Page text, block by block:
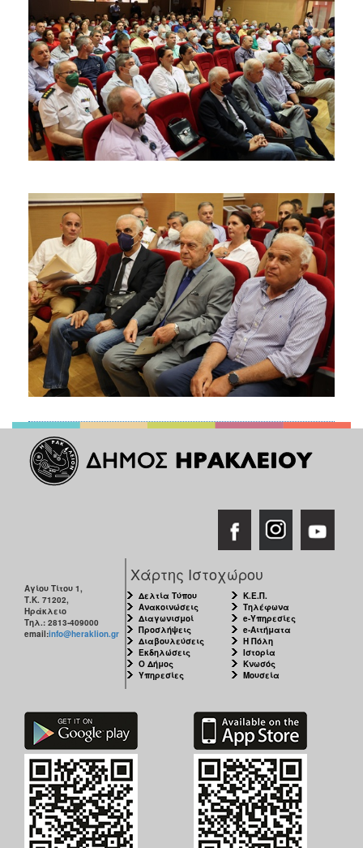
Αγίου Τίτου 1,
Τ.Κ. 71202,
Ηράκλειο
Τηλ.: 2813-409000
email:info@heraklion.gr
Χάρτης Ιστοχώρου
Δελτία Τύπου
Ανακοινώσεις
Διαγωνισμοί
Προσλήψεις
Διαβουλεύσεις
Εκδηλώσεις
Ο Δήμος
Υπηρεσίες
Κ.Ε.Π.
Τηλέφωνα
e-Υπηρεσίες
e-Αιτήματα
Η Πόλη
Ιστορία
Κνωσός
Μουσεία